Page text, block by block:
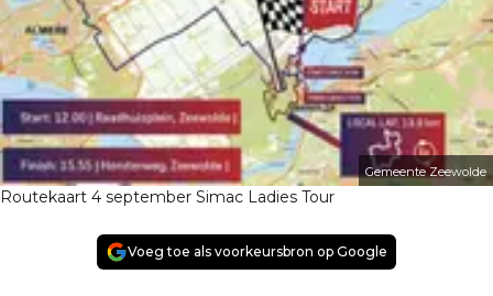
Gemeente Zeewolde
Routekaart 4 september Simac Ladies Tour
Voeg toe als voorkeursbron op Google